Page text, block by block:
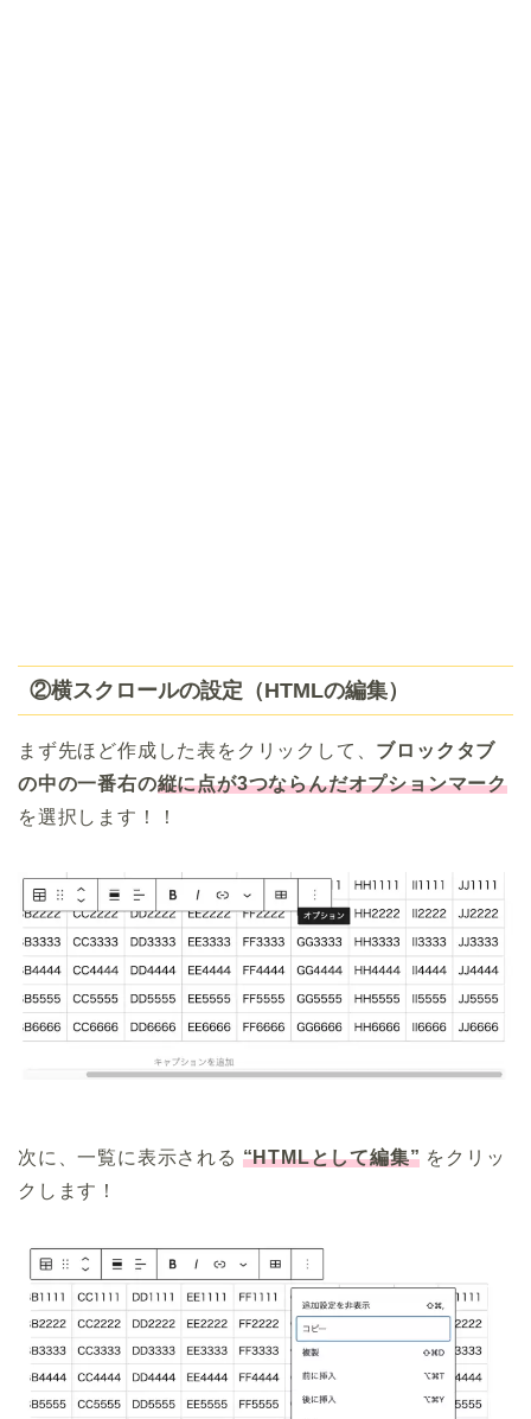
②横スクロールの設定（HTMLの編集）
まず先ほど作成した表をクリックして、 ブロックタブ
の中の一番右の縦に点が3つならんだオプションマーク
を選択します！！
次に、一覧に表示される “HTMLとして編集” をクリッ
クします！